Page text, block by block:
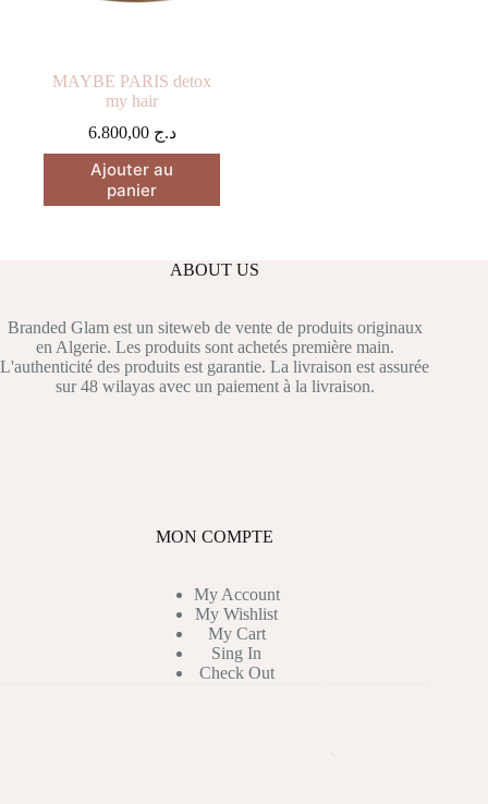
MAYBE PARIS detox
my hair
د.ج 6.800,00
Ajouter au
panier
ABOUT US
Branded Glam est un siteweb de vente de produits originaux
en Algerie. Les produits sont achetés première main.
L'authenticité des produits est garantie. La livraison est assurée
sur 48 wilayas avec un paiement à la livraison.
MON COMPTE
My Account
My Wishlist
My Cart
Sing In
Check Out